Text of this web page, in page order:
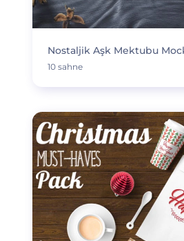
Nostaljik Aşk Mektubu
10 sahne